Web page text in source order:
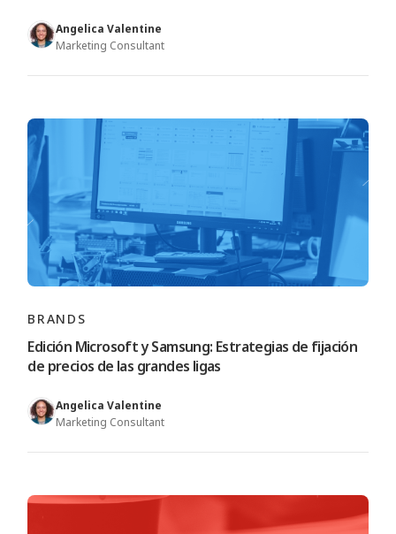
Angelica Valentine
Marketing Consultant
BRANDS
Edición Microsoft y Samsung: Estrategias de fijación
de precios de las grandes ligas
Angelica Valentine
Marketing Consultant